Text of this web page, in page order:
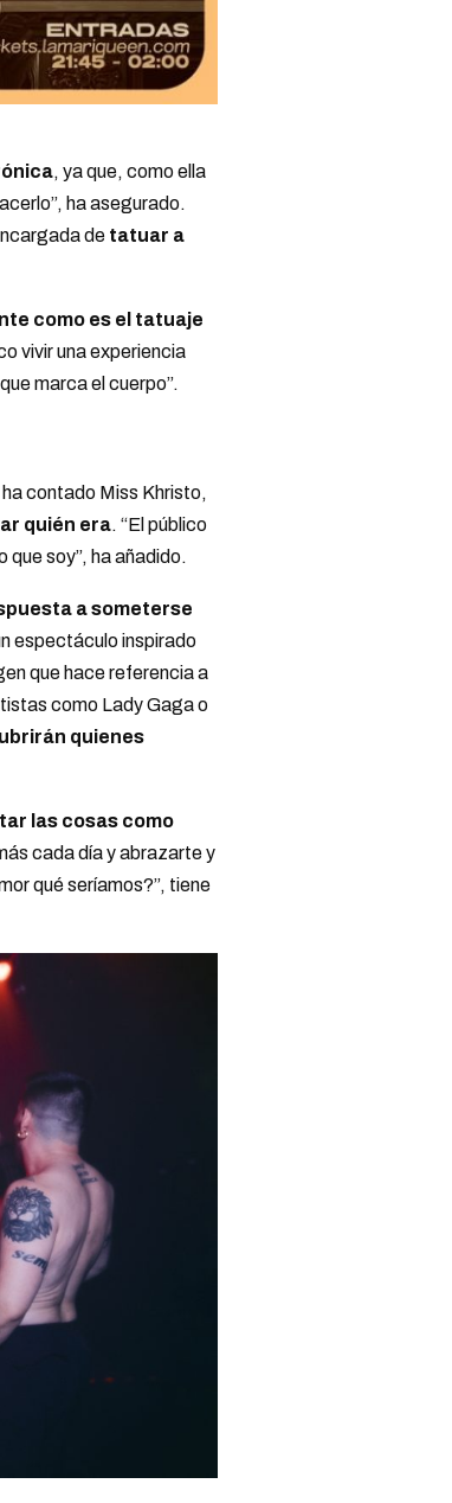
, ya que, como ella
ha asegurado.
de tatuar a
como es el tatuaje
vivir una experiencia
marca el cuerpo”.
contado Miss Khristo,
quién era. “El público
soy”, ha añadido.
a someterse
espectáculo inspirado
que hace referencia a
como Lady Gaga o
quienes
las cosas como
cada día y abrazarte y
qué seríamos?”, tiene